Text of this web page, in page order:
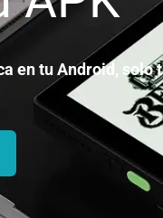
en tu Android, solo